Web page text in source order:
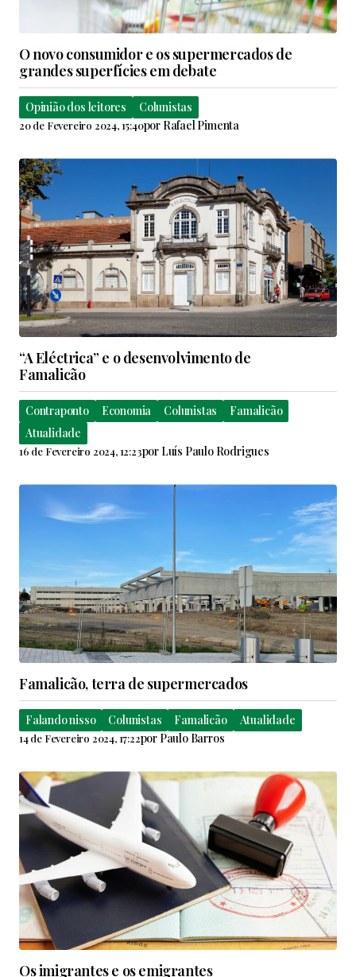
O novo consumidor e os supermercados de
grandes superfícies em debate
Opinião dos leitores Colunistas
20 de Fevereiro 2024, 15:40por Rafael Pimenta
“A Eléctrica” e o desenvolvimento de
Famalicão
Contraponto Economia Colunistas
Famalicão
Atualidade
16 de Fevereiro 2024, 12:23por Luís Paulo Rodrigues
Famalicão, terra de supermercados
Falando nisso Colunistas Famalicão Atualidade
14 de Fevereiro 2024, 17:22por Paulo Barros
Os imigrantes e os emigrantes